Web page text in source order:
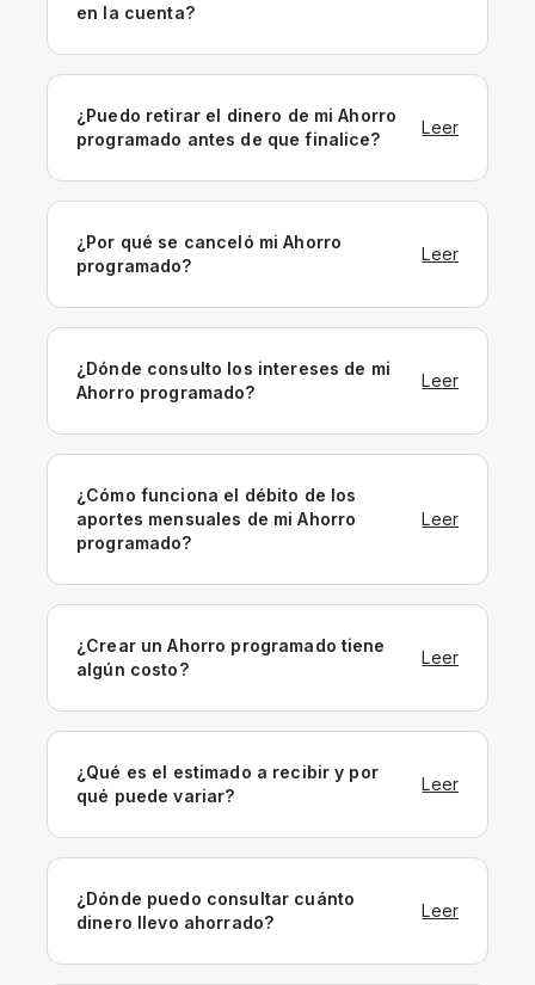
en la cuenta?
¿Puedo retirar el dinero de mi Ahorro
programado antes de que finalice?
Leer
¿Por qué se canceló mi Ahorro
programado?
Leer
¿Dónde consulto los intereses de mi
Ahorro programado?
Leer
¿Cómo funciona el débito de los
aportes mensuales de mi Ahorro
programado?
Leer
¿Crear un Ahorro programado tiene
algún costo?
Leer
¿Qué es el estimado a recibir y por
qué puede variar?
Leer
¿Dónde puedo consultar cuánto
dinero llevo ahorrado?
Leer